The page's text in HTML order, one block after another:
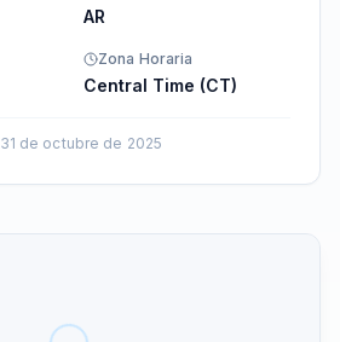
AR
Zona Horaria
Central Time (CT)
31 de octubre de 2025